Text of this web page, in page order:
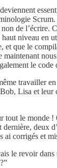
de l’écrire.
niveau en
et que le
maintenant
le code
travailler
Lisa et
le monde !
deux
ai corrigés et
le revoir